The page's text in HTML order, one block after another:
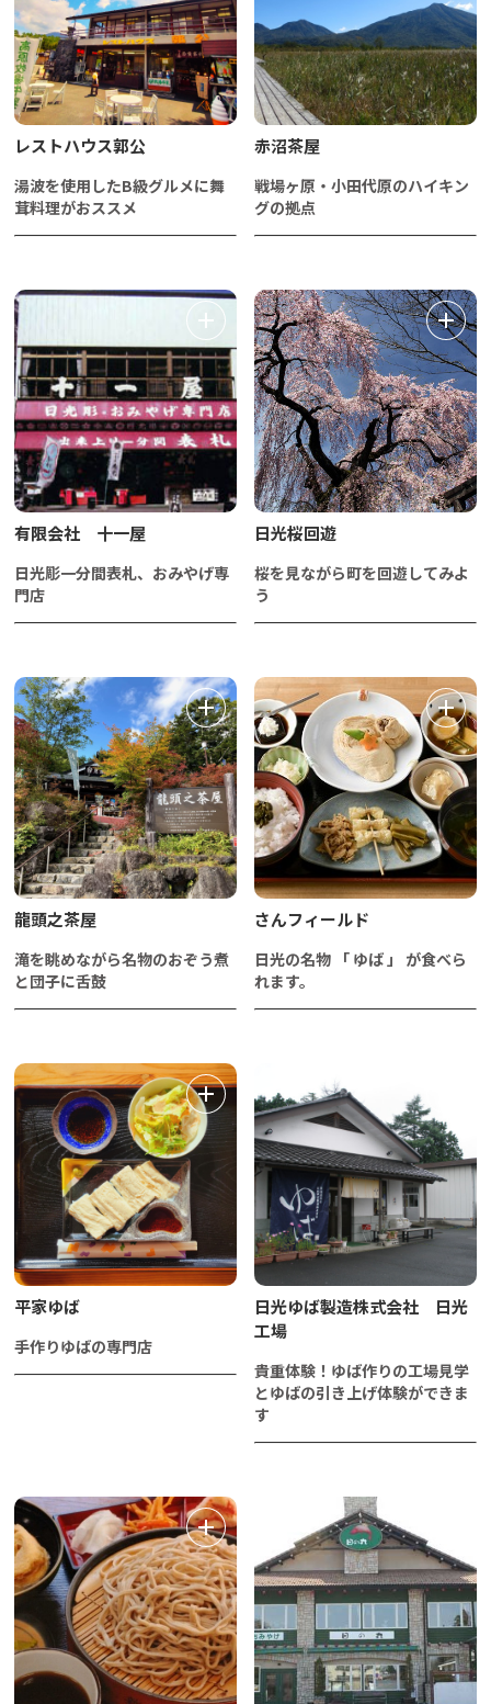
レストハウス郭公
湯波を使用したB級グルメに舞
茸料理がおススメ
赤沼茶屋
戦場ヶ原・小田代原のハイキン
グの拠点
有限会社 十一屋
日光彫一分間表札、おみやげ専
門店
日光桜回遊
桜を見ながら町を回遊してみよ
う
龍頭之茶屋
滝を眺めながら名物のおぞう煮
と団子に舌鼓
さんフィールド
日光の名物 「 ゆば 」 が食べら
れます。
平家ゆば
手作りゆばの専門店
日光ゆば製造株式会社 日光
工場
貴重体験！ゆば作りの工場見学
とゆばの引き上げ体験ができま
す